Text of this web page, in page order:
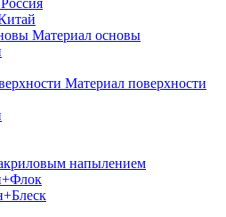
Россия
Материал основы
Материал поверхности
напылением